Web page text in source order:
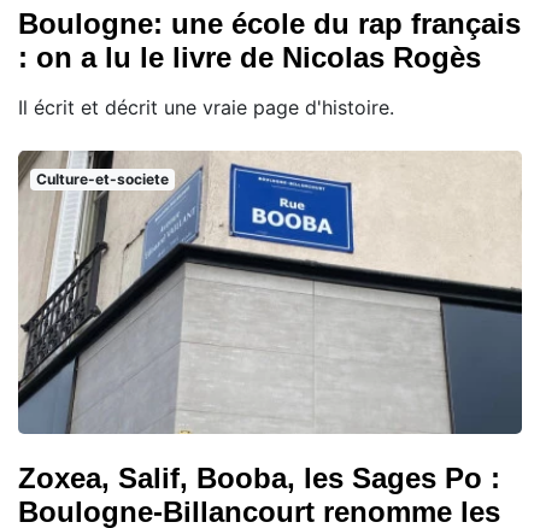
Boulogne: une école du rap français
: on a lu le livre de Nicolas Rogès
Il écrit et décrit une vraie page d'histoire.
Culture-et-societe
Zoxea, Salif, Booba, les Sages Po :
Boulogne-Billancourt renomme les